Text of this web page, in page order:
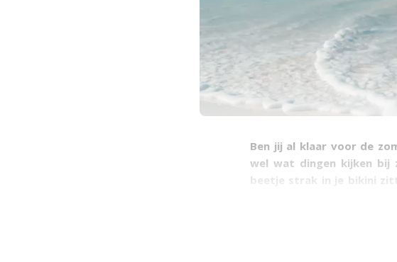
Ben jij al klaar voor de
wel wat dingen kijken bij
beetje strak in je bikini
want voor je het weet lig
waarmee jij je perfect